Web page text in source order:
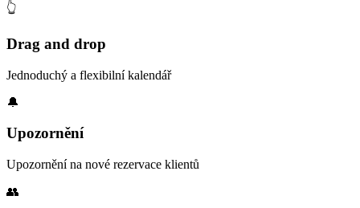
👆
Drag and drop
Jednoduchý a flexibilní kalendář
🔔
Upozornění
Upozornění na nové rezervace klientů
👥